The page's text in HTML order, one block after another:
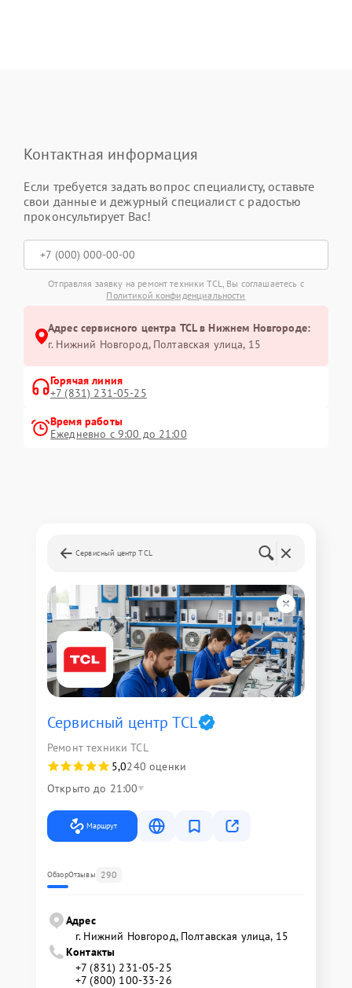
Контактная информация
Если требуется задать вопрос специалисту, оставьте
свои данные и дежурный специалист с радостью
проконсультирует Вас!
Отправляя заявку на ремонт техники TCL, Вы соглашаетесь с
Политикой конфиденциальности
Адрес сервисного центра TCL в Нижнем Новгороде:
г. Нижний Новгород, Полтавская улица, 15
Горячая линия
+7 (831) 231-05-25
Время работы
Ежедневно с 9:00 до 21:00
Сервисный центр TCL
Сервисный центр TCL
Ремонт техники TCL
5,0240 оценки
Открыто до 21:00
Маршрут
ОбзорОтзывы 290
Адрес
г. Нижний Новгород, Полтавская улица, 15
Контакты
+7 (831) 231-05-25
+7 (800) 100-33-26